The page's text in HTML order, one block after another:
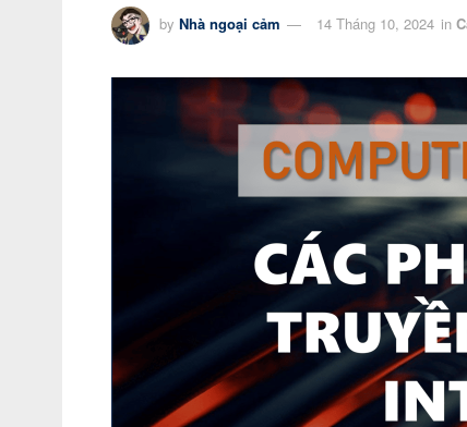
by Nhà ngoại cảm 14 Tháng 10, 2024 in